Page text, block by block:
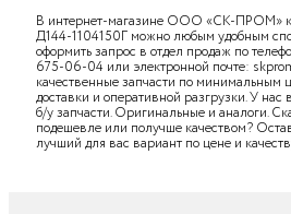
В интернет-магазине ООО «СК-
Д144-1104150Г можно любым удобным
оформить запрос в отдел продаж по
675-06-04 или электронной почте:
качественные запчасти по минимальным
доставки и оперативной разгрузки. У нас
б/у запчасти. Оригинальные и аналоги.
подешевле или получше качеством?
лучший для вас вариант по цене и